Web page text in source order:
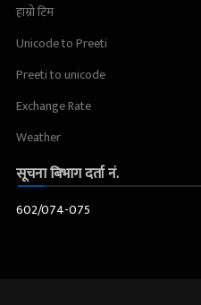
हाम्रो टिम
Unicode to Preeti
Preeti to unicode
Exchange Rate
Weather
सूचना बिभाग दर्ता नं.
602/074-075